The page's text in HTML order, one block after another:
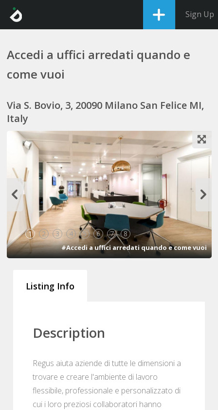
Sign Up
Accedi a uffici arredati quando e
come vuoi
Via S. Bovio, 3, 20090 Milano San Felice MI,
Italy
1 2 3 4 5 6 7 8
#Accedi a uffici arredati quando e come vuoi
Listing Info
Description
Regus aiuta aziende di tutte le dimensioni a
trovare e creare l'ambiente di lavoro
flessibile, professionale e personalizzato di
cui i loro preziosi collaboratori hanno